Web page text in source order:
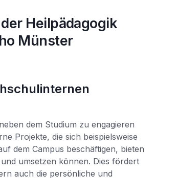
Heilpädagogik
Münster
dem Studium zu engagieren
Projekte, die sich beispielsweise
dem Campus beschäftigen, bieten
umsetzen können. Dies fördert
auch die persönliche und